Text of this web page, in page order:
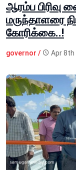
ஆரம்ப பிரிவு
மருந்தாளரை
கோரிக்கை..!
governor / Apr 8th